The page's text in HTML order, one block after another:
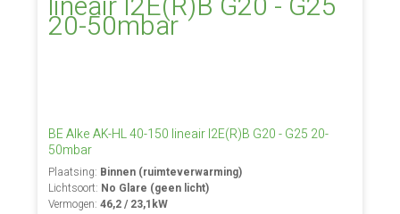
BE Alke AK-HL 40-150 lineair I2E(R)B G20 - G25 20-
50mbar
Plaatsing: Binnen (ruimteverwarming)
Lichtsoort: No Glare (geen licht)
Vermogen:46,2 / 23,1kW